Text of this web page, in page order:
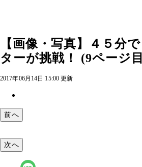
【画像・写真】４５分
ターが挑戦！ (9ページ
2017年06月14日 15:00 更新
前へ
次へ